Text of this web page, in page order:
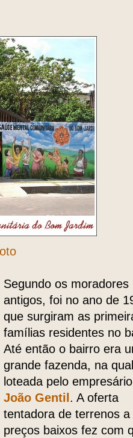
Segundo os moradores
antigos, foi no ano de
que surgiram as
famílias residentes no
Até então o bairro era
grande fazenda, na
loteada pelo empresário
João Gentil . A oferta
tentadora de terrenos a
preços baixos fez com